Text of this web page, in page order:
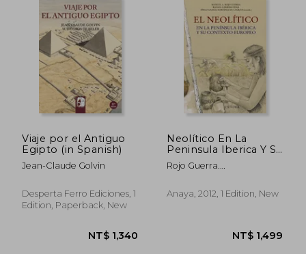
NT$ 909
Viaje por el Antiguo
Egipto (in Spanish)
Jean-Claude Golvin
Desperta Ferro Ediciones, 1
Edition, Paperback, New
Neolítico En La
Peninsula Iberica Y Su
Contexto, El (in
Spanish)
Rojo Guerra.
Rafael;García Martínez De
Lagrán. Íñigo
Anaya, 2012, 1 Edition, New